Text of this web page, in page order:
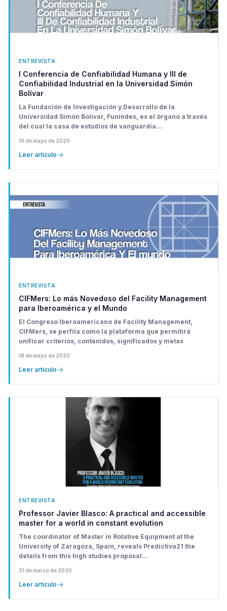
ENTREVISTA
I Conferencia de Confiabilidad Humana y III de
Confiabilidad Industrial en la Universidad Simón
Bolívar
La Fundación de Investigación y Desarrollo de la
Universidad Simón Bolívar, Funindes, es el órgano a través
del cual la casa de estudios de vanguardia...
19 de mayo de 2020
Leer artículo
ENTREVISTA
CIFMers: Lo más Novedoso del Facility Management
para Iberoamérica y el Mundo
El Congreso Iberoamericano de Facility Management,
CIFMers, se perfila como la plataforma que permitirá
unificar criterios, contenidos, significados y metas
18 de mayo de 2020
Leer artículo
ENTREVISTA
Professor Javier Blasco: A practical and accessible
master for a world in constant evolution
The coordinator of Master in Rotative Equipment at the
University of Zaragoza, Spain, reveals Predictiva21 the
details from this high studies proposal...
31 de marzo de 2020
Leer artículo